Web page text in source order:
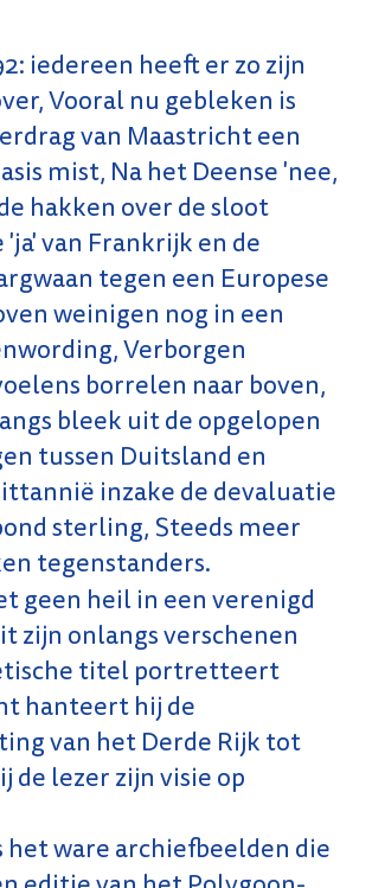
iedereen heeft er zo zijn
Vooral nu gebleken is
van Maastricht een
mist, Na het Deense 'nee,
hakken over de sloot
'ja' van Frankrijk en de
tegen een Europese
weinigen nog in een
Verborgen
borrelen naar boven,
bleek uit de opgelopen
tussen Duitsland en
inzake de devaluatie
sterling, Steeds meer
tegenstanders.
geen heil in een verenigd
zijn onlangs verschenen
titel portretteert
hanteert hij de
van het Derde Rijk tot
de lezer zijn visie op
het ware archiefbeelden die